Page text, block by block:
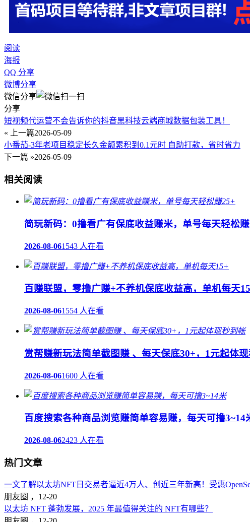
阅读
海报
QQ 分享
微博分享
微信分享
分享
短视频代运营不会告诉你的抖音黑科技云端商城数据包装工具！
« 上一篇2026-05-09
小番茄-3年老项目稳定长久金额累积到0.1元时 自助打款，省时省力
下一篇 »2026-05-09
相关阅读
简玩新码：0撸看广有保底收益赚米，单号每天轻松
2026-08-061543 人在看
百赚联盟，零撸广赚+不养机保底收益高，单机每天
2026-08-061554 人在看
赏帮赚新玩法简单截图赚 、每天保底30+，1元起体
2026-08-061600 人在看
百度搜索各种商品浏览赚简单容易赚，每天可撸3~14
2026-08-062423 人在看
热门文章
一文了解以太坊NFT日交易者逼近4万人、创近三年新高！受惠
朋友圈 ， 12-20
以太坊 NFT 蓬勃发展，2025 年最值得关注的 NFT有哪些？